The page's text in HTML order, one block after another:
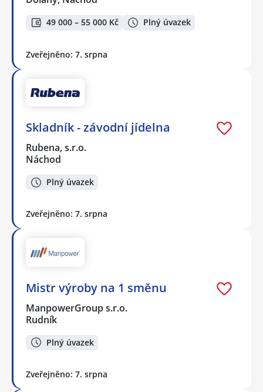
49 000 – 55 000 Kč Plný úvazek
Zveřejněno: 7. srpna
Skladník - závodní jídelna
Rubena, s.r.o.
Náchod
Plný úvazek
Zveřejněno: 7. srpna
Mistr výroby na 1 směnu
ManpowerGroup s.r.o.
Rudník
Plný úvazek
Zveřejněno: 7. srpna